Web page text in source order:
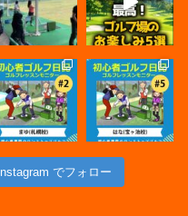
Instagram でフォロー